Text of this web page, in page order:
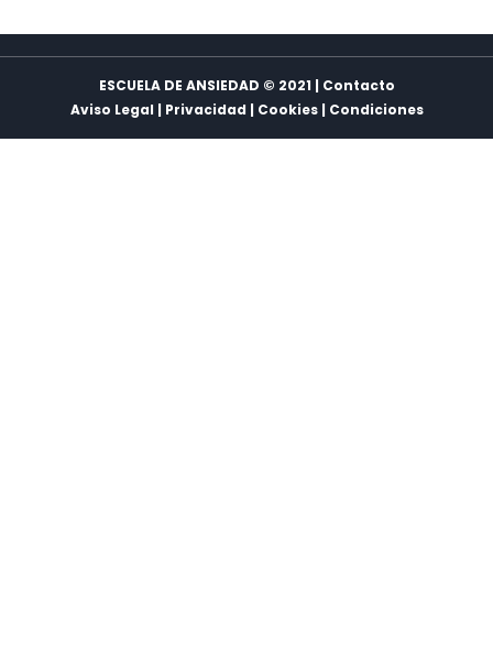
ESCUELA DE ANSIEDAD © 2021 | Contacto
Aviso Legal | Privacidad | Cookies| Condiciones